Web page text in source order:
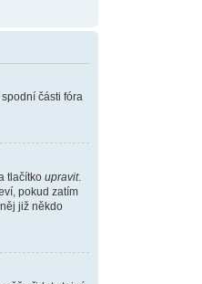
části fóra
tlačítko upravit.
pokud zatím
již někdo